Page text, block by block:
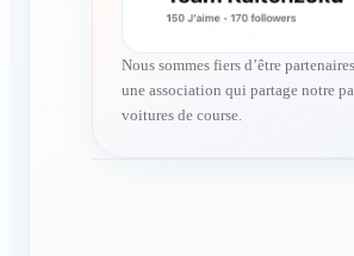
Nous sommes fiers d’être
une association qui partage notre
voitures de course.